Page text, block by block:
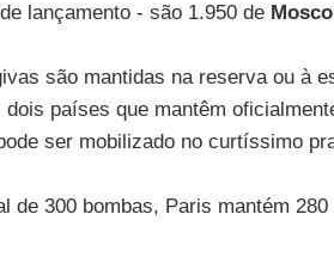
lançamento - são 1.950 de
são mantidas na reserva ou à
dois países que mantêm
ser mobilizado no curtíssimo
de 300 bombas, Paris mantém